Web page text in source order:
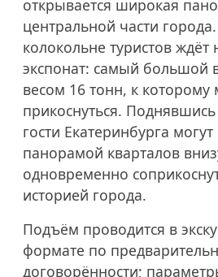
открывается широкая
центральной части
колокольне туристов
экспонат: самый большой
весом 16 тонн, к
прикоснуться.
гости Екатеринбурга
панорамой кварталов
одновременно
историей города.
Подъём проводится в
формате по
договорённости;